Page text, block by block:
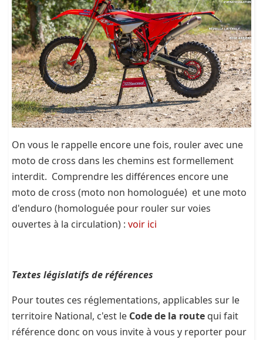
On vous le rappelle encore une fois, rouler avec une
moto de cross dans les chemins est formellement
interdit. Comprendre les différences encore une
moto de cross (moto non homologuée) et une moto
d'enduro (homologuée pour rouler sur voies
ouvertes à la circulation) : voir ici
Textes législatifs de références
Pour toutes ces réglementations, applicables sur le
territoire National, c'est le Code de la route qui fait
référence donc on vous invite à vous y reporter pour